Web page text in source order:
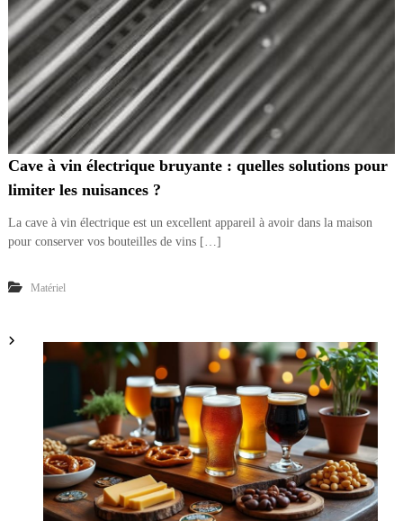
Cave à vin électrique bruyante : quelles solutions pour
limiter les nuisances ?
La cave à vin électrique est un excellent appareil à avoir dans la maison
pour conserver vos bouteilles de vins […]
Matériel